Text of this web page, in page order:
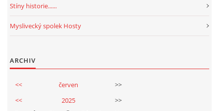
Stíny historie......
Myslivecký spolek Hosty
ARCHIV
<< červen
>>
<<
2025
>>